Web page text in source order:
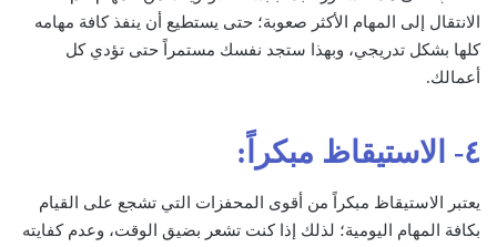
الانتقال إلى المهام الأكثر صعوبة؛ حتى يستطيع أن ينفذ كافة مهامه
كلها بشكل تدريجي، وبهذا ستجد نفسك مستمراً حتى تؤدي كل
أعمالك.
٤- الاستيقاظ مبكراً:
يعتبر الاستيقاظ مبكراً من أقوى المحفزات التي تشجع على القيام
بكافة المهام اليومية؛ لذلك إذا كنت تشعر بضيق الوقت، وعدم كفايته